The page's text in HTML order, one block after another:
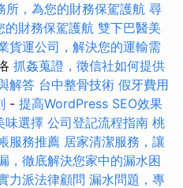
所，為您的財務保駕護航 尋
的財務保駕護航 雙下巴醫美
貨運公司，解決您的運輸需
抓姦蒐證，徵信社如何提供
解答 台中整骨技術 假牙費用
- 提高WordPress SEO效果
味選擇 公司登記流程指南 桃
服務推薦 居家清潔服務，讓
，徹底解決您家中的漏水困
力派法律顧問 漏水問題，專